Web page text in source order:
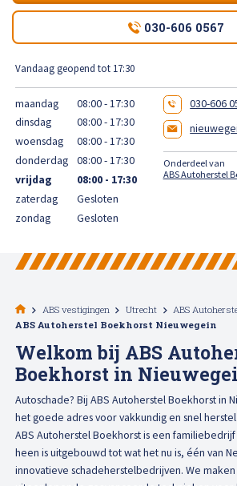
High Tech Schadeherstel
Lakschade herstellen
Spotrepair
Steenslag herstellen
Velgen herstellen
Alle soorten Specialisme
Afspraak maken
Bel ons op: 0900 -
030-606 0567
Vandaag geopend tot 17:30
maandag
08:00 - 17:30
dinsdag
08:00 - 17:30
woensdag
08:00 - 17:30
donderdag
08:00 - 17:30
vrijdag
08:00 - 17:30
zaterdag
Gesloten
zondag
Gesloten
030-606
Onderdeel van
ABS Autoherstel
ABS vestigingen Utrecht
ABS
ABS Autoherstel Boekhorst Nieuwegein
Welkom bij ABS
Boekhorst in
Autoschade? Bij ABS Autoherstel Boekhorst in
het goede adres voor vakkundig en snel
ABS Autoherstel Boekhorst is een
heen is uitgebouwd tot wat het nu is, één van
innovatieve schadeherstelbedrijven. We